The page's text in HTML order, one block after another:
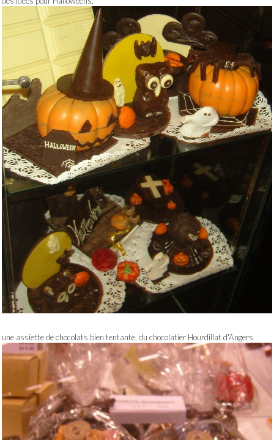
une assiette de chocolats bien tentante, du chocolatier Hourdillat d'Angers